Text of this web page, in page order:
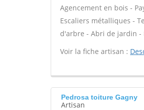
Agencement en bois -
Escaliers métalliques -
d'arbre - Abri de jardin -
Voir la fiche artisan :
Pedrosa toiture Gagny
Artisan